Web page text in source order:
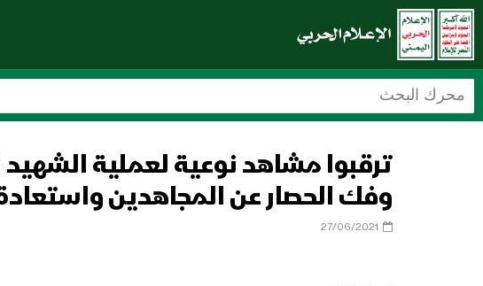
ترقبوا مشاهد نوعية لعملية الشهيد
وفك الحصار عن المجاهدين
27/06/2021